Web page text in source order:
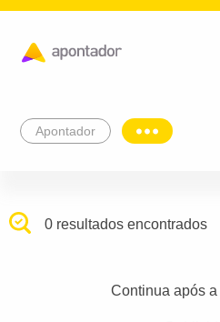
Apontador
0 resultados encontrados
Continua após